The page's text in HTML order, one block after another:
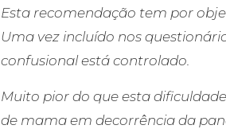
Esta recomendação tem por
Uma vez incluído nos
confusional está controlado.
Muito pior do que esta
de mama em decorrência da